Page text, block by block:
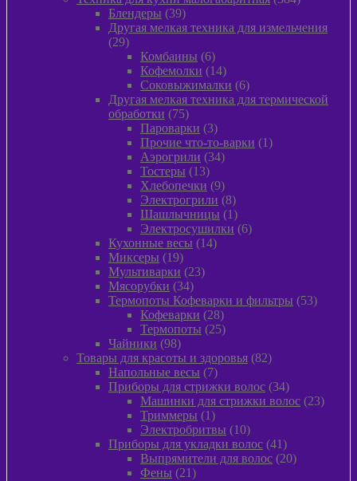
Блендеры 3939
товаров
Другая мелкая техника для измельчения
2929
товаров
Комбаины 66
товаров
Кофемолки 1414
товаров
Соковыжималки 66
товаров
Другая мелкая техника для термической
обработки
7575
товаров
Пароварки 33
товара
Прочие что-то-варки 11
Аэрогрили 3434
Тостеры 1313
товаров
Хлебопечки 99
товаров
Электрогрили 88
товаров
Шашлычницы 11
товар
Электросушилки 66
Кухонные весы 1414
Миксеры 1919
товаров
Мультиварки 2323
Мясорубки 3434
товара
Термопоты Кофеварки и фильтры 5353
Кофеварки 2828
товаров
Термопоты 2525
Чайники 9898
товаров
Товары для красоты и здоровья 8282
Напольные весы 77
товаров
Приборы для стрижки волос 3434
товара
Машинки для стрижки волос 2323
Триммеры 11
товар
Электробритвы 1010
товаров
Приборы для укладки волос 4141
товар
Выпрямители для волос 2020
Фены 2121